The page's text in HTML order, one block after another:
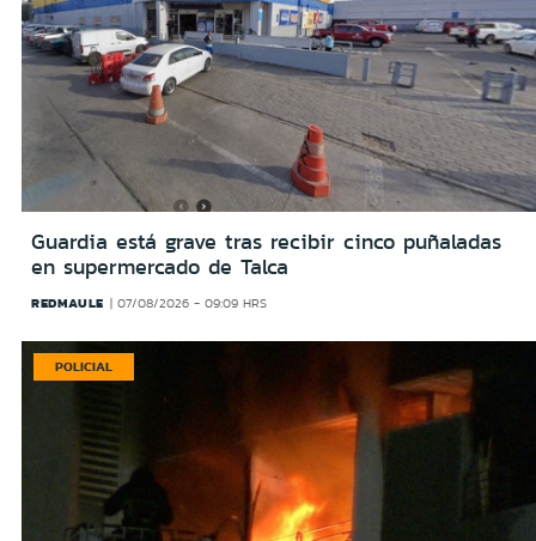
Guardia está grave tras recibir cinco puñaladas
en supermercado de Talca
REDMAULE 07/08/2026 - 09:09 HRS
POLICIAL